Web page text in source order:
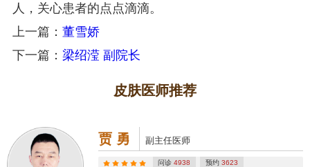
人，关心患者的点点滴滴。
上一篇： 董雪娇
下一篇： 梁绍滢 副院长
皮肤医师推荐
贾 勇 副主任医师
问诊4938 预约 3623